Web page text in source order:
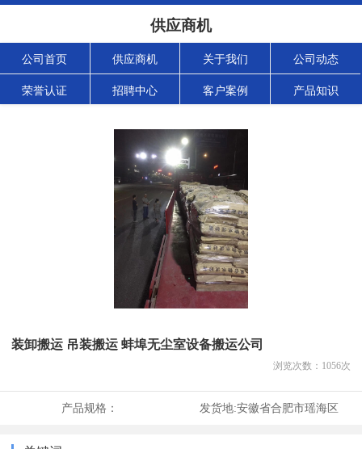
供应商机
公司首页 供应商机 关于我们 公司动态
荣誉认证 招聘中心 客户案例 产品知识
装卸搬运 吊装搬运 蚌埠无尘室设备搬运公司
浏览次数： 1056次
产品规格： 发货地:安徽省合肥市瑶海区